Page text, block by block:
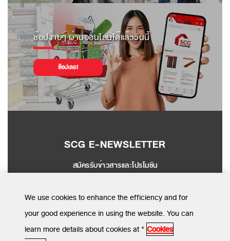
ช้อปง่ายๆ ผ่านออนไลน์ได้แล้ววันนี้
ช้อปเลย!
SCG E-NEWSLETTER
สมัครรับข่าวสารและโปรโมชัน
SEND
We use cookies to enhance the efficiency and for
your good experience in using the website. You can
learn more details about cookies at " Cookies